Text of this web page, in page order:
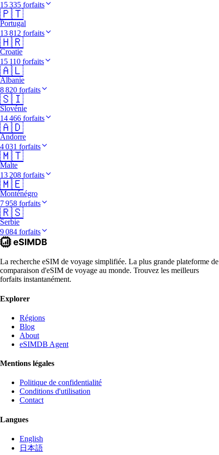
15 335 forfaits
🇵🇹
Portugal
13 812 forfaits
🇭🇷
Croatie
15 110 forfaits
🇦🇱
Albanie
8 820 forfaits
🇸🇮
Slovénie
14 466 forfaits
🇦🇩
Andorre
4 031 forfaits
🇲🇹
Malte
13 208 forfaits
🇲🇪
Monténégro
7 958 forfaits
🇷🇸
Serbie
9 084 forfaits
La recherche eSIM de voyage simplifiée. La plus grande plateforme de
comparaison d'eSIM de voyage au monde. Trouvez les meilleurs
forfaits instantanément.
Explorer
Régions
Blog
About
eSIMDB Agent
Mentions légales
Politique de confidentialité
Conditions d'utilisation
Contact
Langues
English
日本語